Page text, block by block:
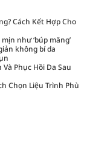
Cách Kết Hợp Cho
như ‘búp măng’
không bí da
Phục Hồi Da Sau
Chọn Liệu Trình Phù